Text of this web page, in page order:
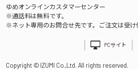
ゆめオンラインカスタマーセンター
※通話料は無料です。
※ネット専用のお問合せ先です。ご注文は受け
PCサイト
Copyright © IZUMI Co.,Ltd. All rights reserved.